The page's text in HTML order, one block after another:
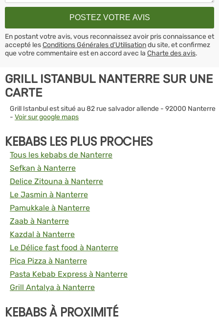
En postant votre avis, vous reconnaissez avoir pris connaissance et
accepté lesConditions Générales d’Utilisationdu site, et confirmez
que votre commentaire est en accord avec la Charte des avis.
GRILL ISTANBUL NANTERRE SUR UNE
CARTE
Grill Istanbul est situé au 82 rue salvador allende - 92000 Nanterre
- Voir sur google maps
KEBABS LES PLUS PROCHES
Tous les kebabs de Nanterre
Sefkan à Nanterre
Delice Zitouna à Nanterre
Le Jasmin à Nanterre
Pamukkale à Nanterre
Zaab à Nanterre
Kazdal à Nanterre
Le Délice fast food à Nanterre
Pica Pizza à Nanterre
Pasta Kebab Express à Nanterre
Grill Antalya à Nanterre
KEBABS À PROXIMITÉ